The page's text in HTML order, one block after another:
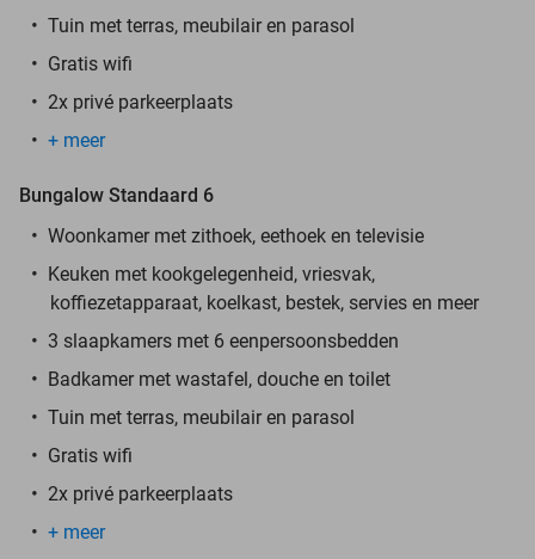
Tuin met terras, meubilair en parasol
Gratis wifi
2x privé parkeerplaats
+ meer
Bungalow Standaard 6
Woonkamer met zithoek, eethoek en televisie
Keuken met kookgelegenheid, vriesvak,
koffiezetapparaat, koelkast, bestek, servies en meer
3 slaapkamers met 6 eenpersoonsbedden
Badkamer met wastafel, douche en toilet
Tuin met terras, meubilair en parasol
Gratis wifi
2x privé parkeerplaats
+ meer